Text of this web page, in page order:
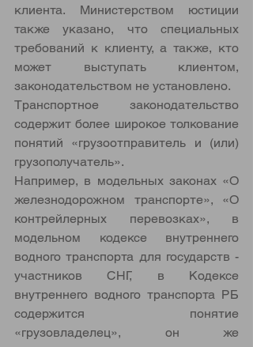
клиента. Министерством юстиции
также указано, что специальных
требований к клиенту, а также, кто
может выступать клиентом,
законодательством не установлено.
Транспортное законодательство
содержит более широкое толкование
понятий «грузоотправитель и (или)
грузополучатель».
Например, в модельных законах «О
железнодорожном транспорте», «О
контрейлерных перевозках», в
модельном кодексе внутреннего
водного транспорта для государств -
участников СНГ, в Кодексе
внутреннего водного транспорта РБ
содержится понятие
«грузовладелец», он же